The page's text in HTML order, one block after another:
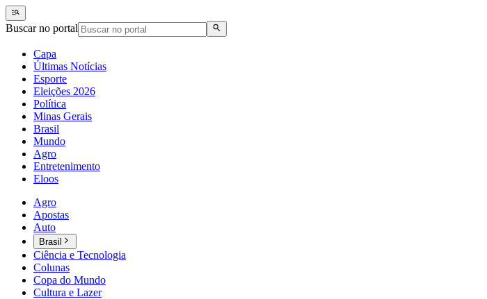
Buscar no portal
Capa
Últimas Notícias
Esporte
Eleições 2026
Política
Minas Gerais
Brasil
Mundo
Agro
Entretenimento
Eloos
Agro
Apostas
Auto
Brasil
Ciência e Tecnologia
Colunas
Copa do Mundo
Cultura e Lazer